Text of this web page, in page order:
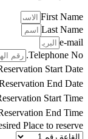
First Name
Last Name
e-mail
Telephone No.
Start Date
End Date
Start Time
End Time
Place to reserve